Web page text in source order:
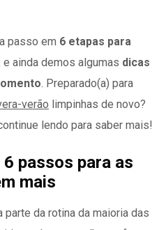
passo em 6 etapas para
e ainda demos algumas dicas
. Preparado(a) para
verão limpinhas de novo?
lendo para saber mais!
passos para as
mais
parte da rotina da maioria das